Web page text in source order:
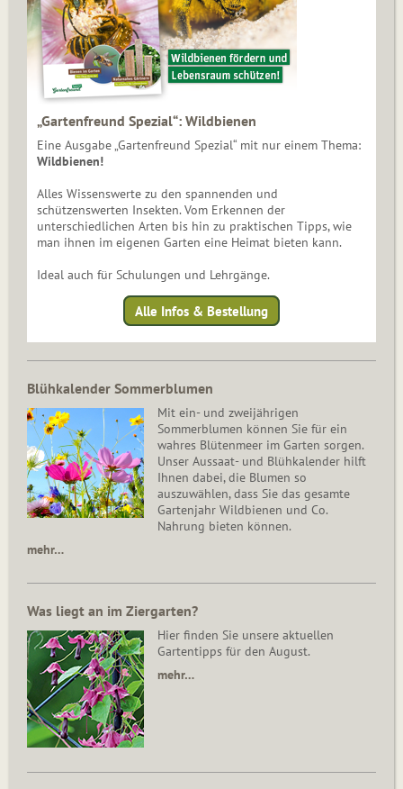
„Gartenfreund Spezial“: Wildbienen
Eine Ausgabe „Gartenfreund Spezial“ mit nur einem Thema:
Wildbienen!
Alles Wissenswerte zu den spannenden und
schützenswerten Insekten. Vom Erkennen der
unterschiedlichen Arten bis hin zu praktischen Tipps, wie
man ihnen im eigenen Garten eine Heimat bieten kann.
Ideal auch für Schulungen und Lehrgänge.
Alle Infos & Bestellung
Blühkalender Sommerblumen
Mit ein- und zweijährigen
Sommerblumen können Sie für ein
wahres Blütenmeer im Garten sorgen.
Unser Aussaat- und Blühkalender hilft
Ihnen dabei, die Blumen so
auszuwählen, dass Sie das gesamte
Gartenjahr Wildbienen und Co.
Nahrung bieten können.
mehr…
Was liegt an im Ziergarten?
Hier finden Sie unsere aktuellen
Gartentipps für den August.
mehr…